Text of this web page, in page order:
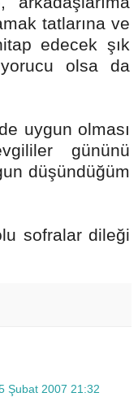
tatlarına ve
edecek şık
olsa da
uygun olması
gününü
düşündüğüm
sofralar dileği
Şubat 2007 21:32